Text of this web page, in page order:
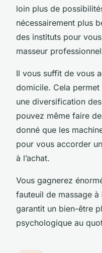
loin plus de
nécessairement plus
des instituts pour
masseur
Il vous suffit de vous
domicile. Cela
une diversification
pouvez même faire
donné que les
pour vous accorder
à l’achat.
Vous gagnerez
fauteuil de massage
garantit un bien-être
psychologique au